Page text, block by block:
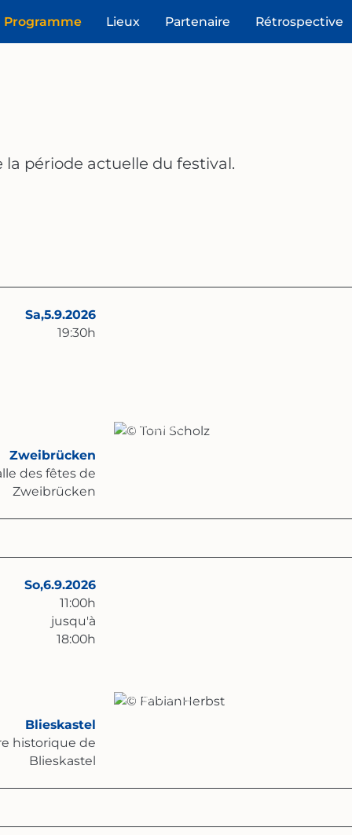
Programme Lieux Partenaire Rétrospective
période actuelle du festival.
Sa,5.9.2026
19:30h
Zweibrücken
des fêtes de
Zweibrücken
© Toni Scholz
So,6.9.2026
11:00h
jusqu'à
18:00h
Blieskastel
historique de
Blieskastel
© FabianHerbst